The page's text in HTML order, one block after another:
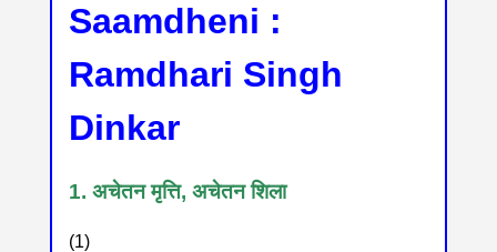
Saamdheni :
Ramdhari Singh
Dinkar
1. अचेतन मृत्ति, अचेतन शिला
(1)